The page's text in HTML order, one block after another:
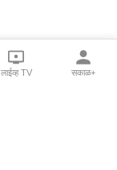
लाईव्ह TV सकाळ+